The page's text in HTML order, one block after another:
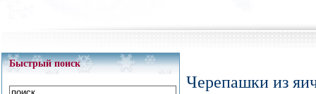
Быстрый поиск
Черепашки из